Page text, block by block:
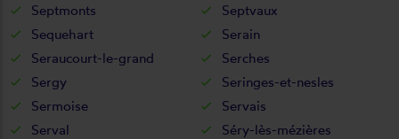
Septmonts
Septvaux
Sequehart
Serain
Seraucourt-le-grand
Serches
Sergy
Seringes-et-nesles
Sermoise
Servais
Serval
Séry-lès-mézières